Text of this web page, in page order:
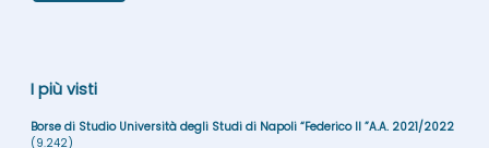
I più visti
Borse di Studio Università degli Studi di Napoli “Federico II ”A.A. 2021/2022
(9.242)